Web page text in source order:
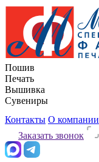
Пошив
Печать
Вышивка
Сувениры
Контакты О компании
Заказать звонок